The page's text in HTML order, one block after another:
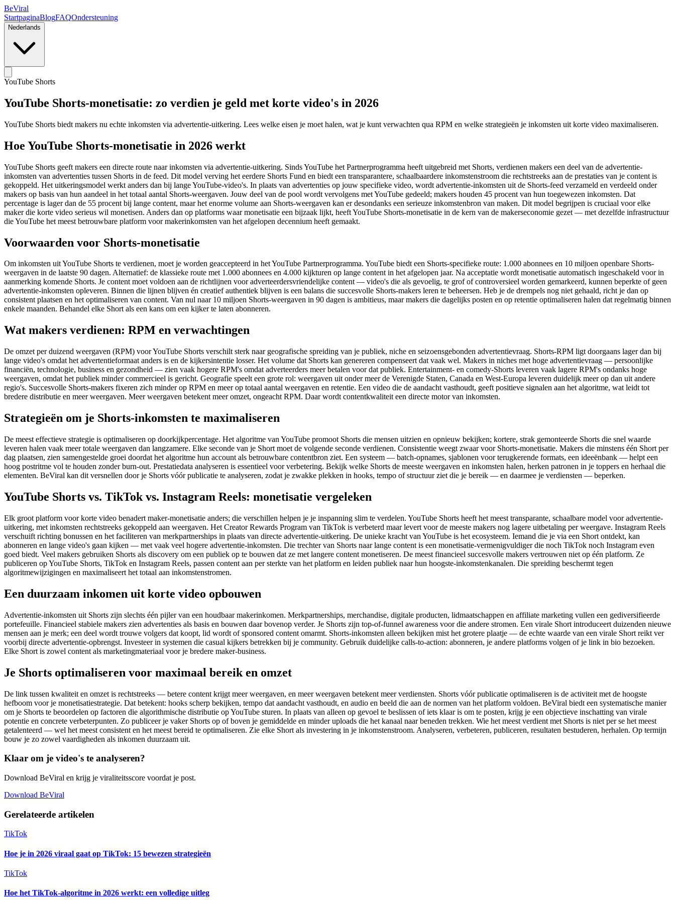
BeViral
StartpaginaBlogFAQOndersteuning
Nederlands
YouTube Shorts
YouTube Shorts-monetisatie: zo verdien je geld met korte video's in 2026
YouTube Shorts biedt makers nu echte inkomsten via advertentie-uitkering. Lees welke eisen je moet halen, wat je kunt verwachten qua RPM en welke strategieën je inkomsten uit korte video maximaliseren.
Hoe YouTube Shorts-monetisatie in 2026 werkt
YouTube Shorts geeft makers een directe route naar inkomsten via advertentie-uitkering. Sinds YouTube het Partnerprogramma heeft uitgebreid met Shorts, verdienen makers een deel van de advertentie-
inkomsten van advertenties tussen Shorts in de feed. Dit model verving het eerdere Shorts Fund en biedt een transparantere, schaalbaardere inkomstenstroom die rechtstreeks aan de prestaties van je content is
gekoppeld. Het uitkeringsmodel werkt anders dan bij lange YouTube-video's. In plaats van advertenties op jouw specifieke video, wordt advertentie-inkomsten uit de Shorts-feed verzameld en verdeeld onder
makers op basis van hun aandeel in het totaal aantal Shorts-weergaven. Jouw deel van de pool wordt vervolgens met YouTube gedeeld; makers houden 45 procent van hun toegewezen inkomsten. Dat
percentage is lager dan de 55 procent bij lange content, maar het enorme volume aan Shorts-weergaven kan er desondanks een serieuze inkomstenbron van maken. Dit model begrijpen is cruciaal voor elke
maker die korte video serieus wil monetisen. Anders dan op platforms waar monetisatie een bijzaak lijkt, heeft YouTube Shorts-monetisatie in de kern van de makerseconomie gezet — met dezelfde infrastructuur
die YouTube het meest betrouwbare platform voor makerinkomsten van het afgelopen decennium heeft gemaakt.
Voorwaarden voor Shorts-monetisatie
Om inkomsten uit YouTube Shorts te verdienen, moet je worden geaccepteerd in het YouTube Partnerprogramma. YouTube biedt een Shorts-specifieke route: 1.000 abonnees en 10 miljoen openbare Shorts-
weergaven in de laatste 90 dagen. Alternatief: de klassieke route met 1.000 abonnees en 4.000 kijkturen op lange content in het afgelopen jaar. Na acceptatie wordt monetisatie automatisch ingeschakeld voor in
aanmerking komende Shorts. Je content moet voldoen aan de richtlijnen voor adverteerdersvriendelijke content — video's die als gevoelig, te grof of controversieel worden gemarkeerd, kunnen beperkte of geen
advertentie-inkomsten opleveren. Binnen die lijnen blijven én creatief authentiek blijven is een balans die succesvolle Shorts-makers leren te beheersen. Heb je de drempels nog niet gehaald, richt je dan op
consistent plaatsen en het optimaliseren van content. Van nul naar 10 miljoen Shorts-weergaven in 90 dagen is ambitieus, maar makers die dagelijks posten en op retentie optimaliseren halen dat regelmatig binnen
enkele maanden. Behandel elke Short als een kans om een kijker te laten abonneren.
Wat makers verdienen: RPM en verwachtingen
De omzet per duizend weergaven (RPM) voor YouTube Shorts verschilt sterk naar geografische spreiding van je publiek, niche en seizoensgebonden advertentievraag. Shorts-RPM ligt doorgaans lager dan bij
lange video's omdat het advertentieformaat anders is en de kijkersintentie losser. Het volume dat Shorts kan genereren compenseert dat vaak wel. Makers in niches met hoge advertentievraag — persoonlijke
financiën, technologie, business en gezondheid — zien vaak hogere RPM's omdat adverteerders meer betalen voor dat publiek. Entertainment- en comedy-Shorts leveren vaak lagere RPM's ondanks hoge
weergaven, omdat het publiek minder commercieel is gericht. Geografie speelt een grote rol: weergaven uit onder meer de Verenigde Staten, Canada en West-Europa leveren duidelijk meer op dan uit andere
regio's. Succesvolle Shorts-makers fixeren zich minder op RPM en meer op totaal aantal weergaven en retentie. Een video die de aandacht vasthoudt, geeft positieve signalen aan het algoritme, wat leidt tot
bredere distributie en meer weergaven. Meer weergaven betekent meer omzet, ongeacht RPM. Daar wordt contentkwaliteit een directe motor van inkomsten.
Strategieën om je Shorts-inkomsten te maximaliseren
De meest effectieve strategie is optimaliseren op doorkijkpercentage. Het algoritme van YouTube promoot Shorts die mensen uitzien en opnieuw bekijken; kortere, strak gemonteerde Shorts die snel waarde
leveren halen vaak meer totale weergaven dan langzamere. Elke seconde van je Short moet de volgende seconde verdienen. Consistentie weegt zwaar voor Shorts-monetisatie. Makers die minstens één Short per
dag plaatsen, zien samengestelde groei doordat het algoritme hun account als betrouwbare contentbron ziet. Een systeem — batch-opnames, sjablonen voor terugkerende formats, een ideeënbank — helpt een
hoog postritme vol te houden zonder burn-out. Prestatiedata analyseren is essentieel voor verbetering. Bekijk welke Shorts de meeste weergaven en inkomsten halen, herken patronen in je toppers en herhaal die
elementen. BeViral kan dit versnellen door je Shorts vóór publicatie te analyseren, zodat je zwakke plekken in hooks, tempo of structuur ziet die je bereik — en daarmee je verdiensten — beperken.
YouTube Shorts vs. TikTok vs. Instagram Reels: monetisatie vergeleken
Elk groot platform voor korte video benadert maker-monetisatie anders; die verschillen helpen je je inspanning slim te verdelen. YouTube Shorts heeft het meest transparante, schaalbare model voor advertentie-
uitkering, met inkomsten rechtstreeks gekoppeld aan weergaven. Het Creator Rewards Program van TikTok is verbeterd maar levert voor de meeste makers nog lagere uitbetaling per weergave. Instagram Reels
verschuift richting bonussen en het faciliteren van merkpartnerships in plaats van directe advertentie-uitkering. De unieke kracht van YouTube is het ecosysteem. Iemand die je via een Short ontdekt, kan
abonneren en lange video's gaan kijken — met vaak veel hogere advertentie-inkomsten. Die trechter van Shorts naar lange content is een monetisatie-vermenigvuldiger die noch TikTok noch Instagram even
goed biedt. Veel makers gebruiken Shorts als discovery om een publiek op te bouwen dat ze met langere content monetiseren. De meest financieel succesvolle makers vertrouwen niet op één platform. Ze
publiceren op YouTube Shorts, TikTok en Instagram Reels, passen content aan per sterkte van het platform en leiden publiek naar hun hoogste-inkomstenkanalen. Die spreiding beschermt tegen
algoritmewijzigingen en maximaliseert het totaal aan inkomstenstromen.
Een duurzaam inkomen uit korte video opbouwen
Advertentie-inkomsten uit Shorts zijn slechts één pijler van een houdbaar makerinkomen. Merkpartnerships, merchandise, digitale producten, lidmaatschappen en affiliate marketing vullen een gediversifieerde
portefeuille. Financieel stabiele makers zien advertenties als basis en bouwen daar bovenop verder. Je Shorts zijn top-of-funnel awareness voor die andere stromen. Een virale Short introduceert duizenden nieuwe
mensen aan je merk; een deel wordt trouwe volgers dat koopt, lid wordt of sponsored content omarmt. Shorts-inkomsten alleen bekijken mist het grotere plaatje — de echte waarde van een virale Short reikt ver
voorbij directe advertentie-opbrengst. Investeer in systemen die casual kijkers betrekken bij je community. Gebruik duidelijke calls-to-action: abonneren, je andere platforms volgen of je link in bio bezoeken.
Elke Short is zowel content als marketingmateriaal voor je bredere maker-business.
Je Shorts optimaliseren voor maximaal bereik en omzet
De link tussen kwaliteit en omzet is rechtstreeks — betere content krijgt meer weergaven, en meer weergaven betekent meer verdiensten. Shorts vóór publicatie optimaliseren is de activiteit met de hoogste
hefboom voor je monetisatiestrategie. Dat betekent: hooks scherp bekijken, tempo dat aandacht vasthoudt, en audio en beeld die aan de normen van het platform voldoen. BeViral biedt een systematische manier
om je Shorts te beoordelen op factoren die algorithmische distributie op YouTube sturen. In plaats van alleen op gevoel te beslissen of iets klaar is om te posten, krijg je een objectieve inschatting van virale
potentie en concrete verbeterpunten. Zo publiceer je vaker Shorts op of boven je gemiddelde en minder uploads die het kanaal naar beneden trekken. Wie het meest verdient met Shorts is niet per se het meest
getalenteerd — wel het meest consistent en het meest bereid te optimaliseren. Zie elke Short als investering in je inkomstenstroom. Analyseren, verbeteren, publiceren, resultaten bestuderen, herhalen. Op termijn
bouw je zo zowel vaardigheden als inkomen duurzaam uit.
Klaar om je video's te analyseren?
Download BeViral en krijg je viraliteitsscore voordat je post.
Download BeViral
Gerelateerde artikelen
TikTok
Hoe je in 2026 viraal gaat op TikTok: 15 bewezen strategieën
TikTok
Hoe het TikTok-algoritme in 2026 werkt: een volledige uitleg